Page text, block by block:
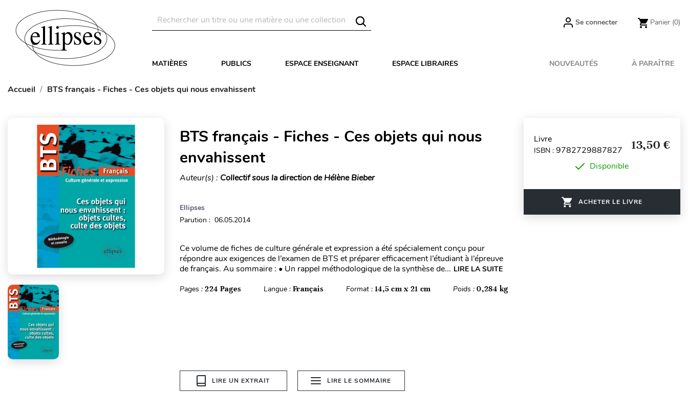
Se connecter Panier (0)
MATIÈRES PUBLICS ESPACE ENSEIGNANT ESPACE LIBRAIRES NOUVEAUTÉS À PARAÎTRE
Accueil BTS français - Fiches - Ces objets qui nous envahissent
BTS français - Fiches - Ces objets qui nous
envahissent
Auteur(s) : Collectif sous la direction de Hélène Bieber
Ellipses
Parution : 06.05.2014
Ce volume de fiches de culture générale et expression a été spécialement conçu pour
répondre aux exigences de l’examen de BTS et préparer efficacement l’étudiant à l’épreuve
de français. Au sommaire : • Un rappel méthodologique de la synthèse de... LIRE LA SUITE
Pages : 224 Pages Langue : Français Format : 14,5 cm x 21 cm Poids :0,284 kg
LIRE UN EXTRAIT LIRE LE SOMMAIRE
Livre
ISBN : 9782729887827 13,50 €
Disponible
ACHETER LE LIVRE